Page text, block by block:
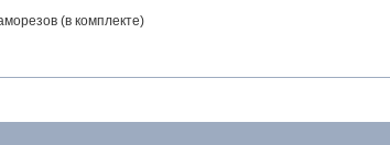
(в комплекте)